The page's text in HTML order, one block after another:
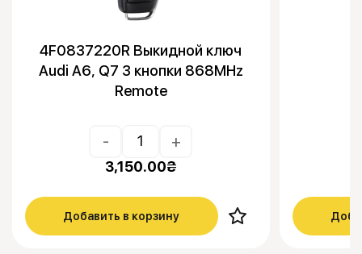
4F0837220R Выкидной ключ
Audi A6, Q7 3 кнопки 868MHz
Remote
- +
3,150.00₴
Добавить в корзину